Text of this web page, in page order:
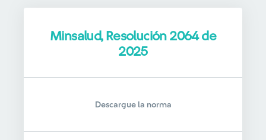
Minsalud, Resolución 2064 de
2025
Descargue la norma